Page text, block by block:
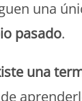
una
pasado.
una